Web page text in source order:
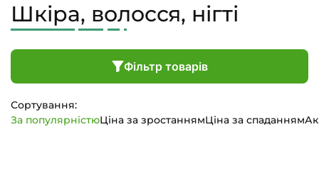
Шкіра, волосся, нігті
Фільтр товарів
Сортування:
За популярністюЦіна за зростаннямЦіна за спаданням